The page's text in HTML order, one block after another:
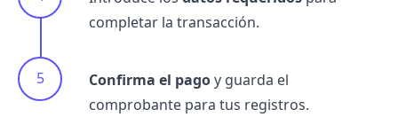
completar la transacción.
Confirma el pagoy guarda el
comprobante para tus registros.